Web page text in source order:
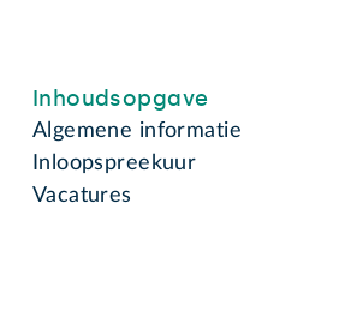
Inhoudsopgave
Algemene informatie
Inloopspreekuur
Vacatures